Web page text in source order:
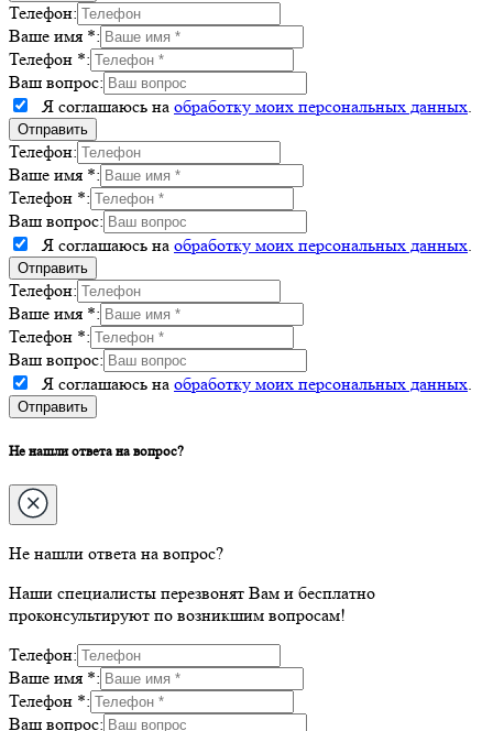
Телефон:
Ваше имя *:
Телефон *:
Ваш вопрос:
Я соглашаюсь на обработку моих персональных данных.
Телефон:
Ваше имя *:
Телефон *:
Ваш вопрос:
Я соглашаюсь на обработку моих персональных данных.
Телефон:
Ваше имя *:
Телефон *:
Ваш вопрос:
Я соглашаюсь на обработку моих персональных данных.
Не нашли ответа на вопрос?
Не нашли ответа на вопрос?
Наши специалисты перезвонят Вам и бесплатно
проконсультируют по возникшим вопросам!
Телефон:
Ваше имя *:
Телефон *:
Ваш вопрос: